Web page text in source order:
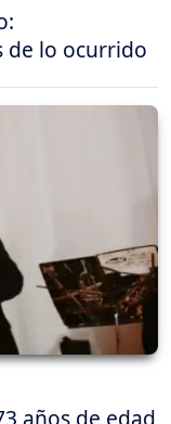
de lo ocurrido
años de edad